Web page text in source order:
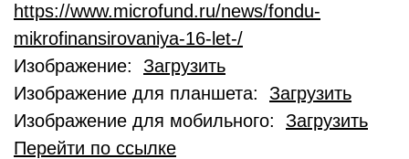
https://www.microfund.ru/news/fondu-
mikrofinansirovaniya-16-let-/
Изображение: Загрузить
Изображение для планшета: Загрузить
Изображение для мобильного: Загрузить
Перейти по ссылке